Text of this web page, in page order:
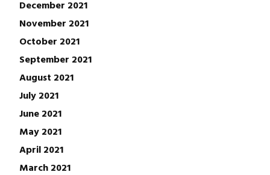
December 2021
November 2021
October 2021
September 2021
August 2021
July 2021
June 2021
May 2021
April 2021
March 2021